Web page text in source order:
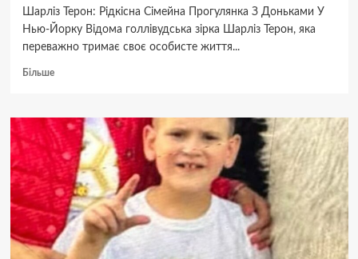
Шарліз Терон: Рідкісна Сімейна Прогулянка З Доньками У
Нью-Йорку Відома голлівудська зірка Шарліз Терон, яка
переважно тримає своє особисте життя...
БільшеДокладніше
Терон:
Рідкісний
вихід
доньками
після
тривалої
перерви.